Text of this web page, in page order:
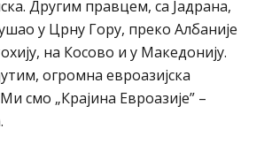
Другим правцем, са Јадрана,
у Црну Гору, преко Албаније
на Косово и у Македонију.
огромна евроазијска
смо „Крајина Евроазије” –